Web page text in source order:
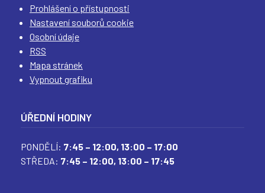
Prohlášení o přístupnosti
Nastavení souborů cookie
Osobní údaje
RSS
Mapa stránek
Vypnout grafiku
ÚŘEDNÍ HODINY
PONDĚLÍ: 7:45 – 12:00, 13:00 – 17:00
STŘEDA: 7:45 – 12:00, 13:00 – 17:45